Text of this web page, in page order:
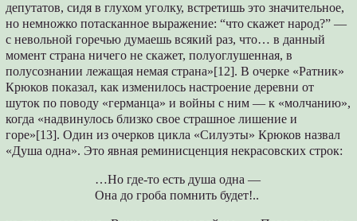
депутатов, сидя в глухом уголку, встретишь это значительное,
но немножко потасканное выражение: “что скажет народ?” —
с невольной горечью думаешь всякий раз, что… в данный
момент страна ничего не скажет, полуоглушенная, в
полусознании лежащая немая страна»[12]. В очерке «Ратник»
Крюков показал, как изменилось настроение деревни от
шуток по поводу «германца» и войны с ним — к «молчанию»,
когда «надвинулось близко свое страшное лишение и
гоpe»[13]. Один из очерков цикла «Силуэты» Крюков назвал
«Душа одна». Это явная реминисценция некрасовских строк:
…Но где-то есть душа одна —
Она до гроба помнить будет!..